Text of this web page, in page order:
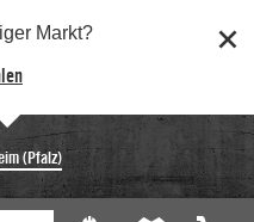
Markt?
(Pfalz)